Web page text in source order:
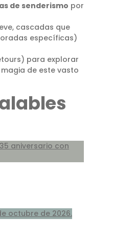
de senderismo por
cascadas que
específicas)
para explorar
de este vasto